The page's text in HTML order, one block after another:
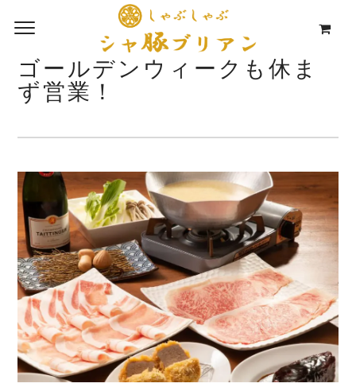
ゴールデンウィークも休ま
ず営業！